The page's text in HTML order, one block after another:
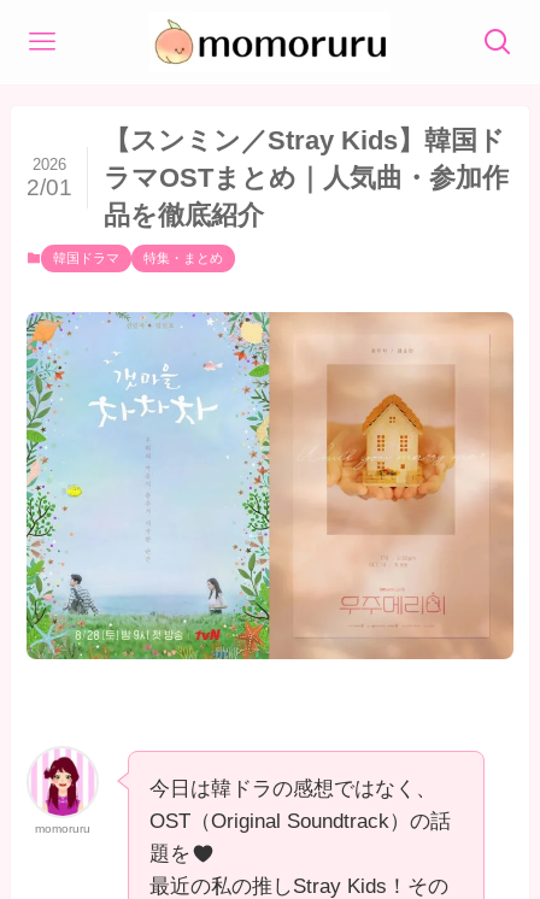
【スンミン／Stray Kids】韓国ド
ラマOSTまとめ｜人気曲・参加作
品を徹底紹介
2026
2/01
韓国ドラマ 特集・まとめ
momoruru
今日は韓ドラの感想ではなく、
OST（Original Soundtrack）の話
題を
最近の私の推しStray Kids！その